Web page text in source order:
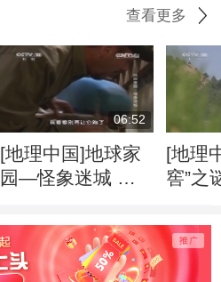
查看更多
06:52
[地理中国]地球家
园—怪象迷城 在
[地理
窖”之